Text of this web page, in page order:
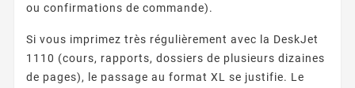
ou confirmations de commande).
Si vous imprimez très régulièrement avec la DeskJet
1110 (cours, rapports, dossiers de plusieurs dizaines
de pages), le passage au format XL se justifie. Le